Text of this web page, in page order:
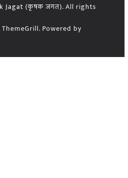
Jagat (कृषक जगत). All rights
ThemeGrill. Powered by